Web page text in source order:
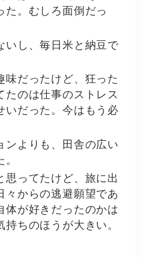
た。むしろ面倒だっ
いし、毎日米と納豆で
味だったけど、狂った
たのは仕事のストレス
いだった。今はもう必
ンよりも、田舎の広い
思ってたけど、旅に出
々からの逃避願望であ
体が好きだったのかは
ちのほうが大きい。